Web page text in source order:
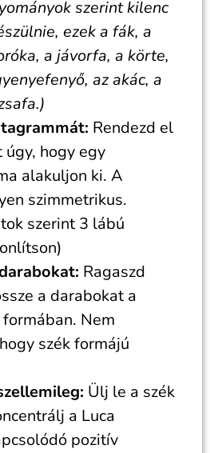
szerint kilenc
ezek a fák, a
a jávorfa, a körte,
az akác, a
Rendezd el
úgy, hogy egy
alakuljon ki. A
szimmetrikus.
szerint 3 lábú
Ragaszd
a darabokat a
Nem
szék formájú
Ülj le a szék
a Luca
pozitív